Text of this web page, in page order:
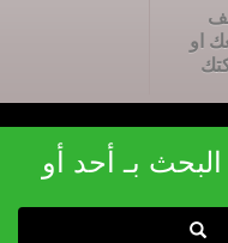
او
بـ أحد أو